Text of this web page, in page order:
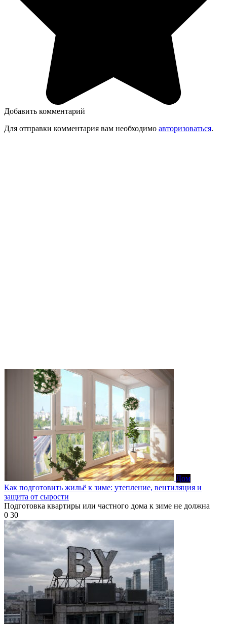
Добавить комментарий
Для отправки комментария вам необходимо авторизоваться.
Дом
Как подготовить жильё к зиме: утепление, вентиляция и
защита от сырости
Подготовка квартиры или частного дома к зиме не должна
0 30